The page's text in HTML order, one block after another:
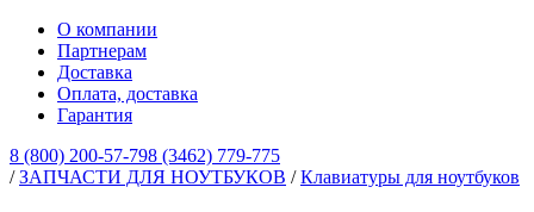
О компании
Партнерам
Доставка
Оплата, доставка
Гарантия
8 (800) 200-57-798 (3462) 779-775
/ЗАПЧАСТИ ДЛЯ НОУТБУКОВ /Клавиатуры для ноутбуков